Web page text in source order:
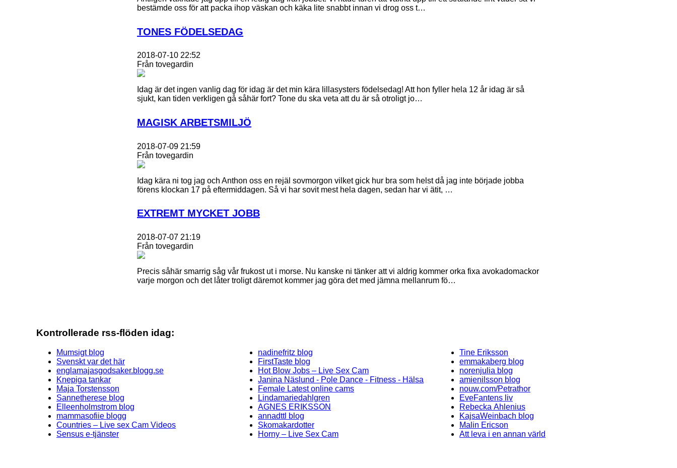
bestämde oss för att packa ihop väskan och käka lite snabbt innan vi drog oss t…
TONES FÖDELSEDAG
2018-07-10 22:52
Från tovegardin
Idag är det ingen vanlig dag för idag är det min kära lillasysters födelsedag! Att hon fyller hela 12 år idag är så
sjukt, kan tiden verkligen gå såhär fort? Tone du ska veta att du är så otroligt jo…
MAGISK ARBETSMILJÖ
2018-07-09 21:59
Från tovegardin
Idag kära ni tog jag och Anthon oss en rejäl sovmorgon vilket gick hur bra som helst då jag inte började jobba
förens klockan 17 på eftermiddagen. Så vi har sovit mest hela dagen, sedan har vi ätit, …
EXTREMT MYCKET JOBB
2018-07-07 21:19
Från tovegardin
Precis såhär smarrig såg vår frukost ut i morse. Nu kanske ni tänker att vi aldrig kommer orka fixa avokadomackor
varje morgon och det låter troligt däremot kommer jag göra det med jämna mellanrum fö…
Kontrollerade rss-flöden idag:
Mumsigt blog
Svenskt var det här
englamajasgodsaker.blogg.se
Knepiga tankar
Maja Torstensson
Sannetherese blog
Elleenholmstrom blog
mammasofiie blogg
Countries – Live sex Cam Videos
Sensus e-tjänster
nadinefritz blog
FirstTaste blog
Hot Blow Jobs – Live Sex Cam
Janina Näslund - Pole Dance - Fitness - Hälsa
Female Latest online cams
Lindamariedahlgren
AGNES ERIKSSON
annadttl blog
Skomakardotter
Horny – Live Sex Cam
Tine Eriksson
emmakaberg blog
norenjulia blog
amienilsson blog
nouw.com/Petrathor
EveFantens liv
Rebecka Ahlenius
KajsaWeinbach blog
Malin Ericson
Att leva i en annan värld